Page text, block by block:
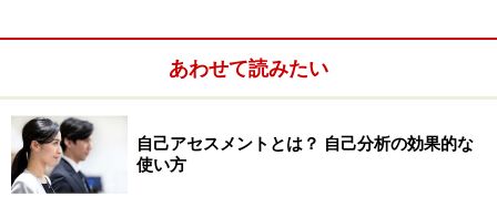
策はありますが、忙しい中で最も手頃で効果性の高いの
は歩くことでしょう。
次のページでは、１日１万歩を達成するための方法につ
いて考えていきます。
あわせて読みたい
自己アセスメントとは？ 自己分析の効果的な
使い方